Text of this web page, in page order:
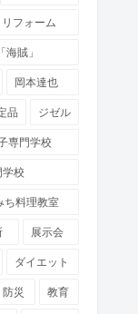
リフォーム
海賊」
岡本達也
品 ジゼル
専門学校
学校
ち料理教室
展示会
ダイエット
防災 教育